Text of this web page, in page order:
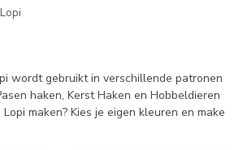
Lopi
wordt gebruikt in verschillende patronen
haken, Kerst Haken en Hobbeldieren
maken? Kies je eigen kleuren en make